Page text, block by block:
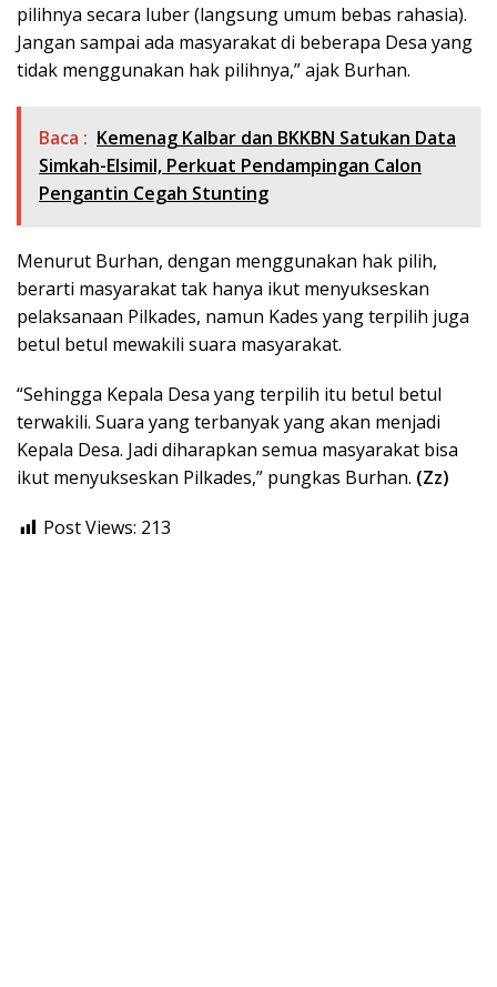
pilihnya secara luber (langsung umum bebas rahasia).
Jangan sampai ada masyarakat di beberapa Desa yang
tidak menggunakan hak pilihnya,” ajak Burhan.
Baca : Kemenag Kalbar dan BKKBN Satukan Data
Simkah-Elsimil, Perkuat Pendampingan Calon
Pengantin Cegah Stunting
Menurut Burhan, dengan menggunakan hak pilih,
berarti masyarakat tak hanya ikut menyukseskan
pelaksanaan Pilkades, namun Kades yang terpilih juga
betul betul mewakili suara masyarakat.
“Sehingga Kepala Desa yang terpilih itu betul betul
terwakili. Suara yang terbanyak yang akan menjadi
Kepala Desa. Jadi diharapkan semua masyarakat bisa
ikut menyukseskan Pilkades,” pungkas Burhan. (Zz)
Post Views: 213